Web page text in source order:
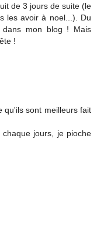
de 3 jours de suite (le
les avoir à noel...). Du
mon blog ! Mais
!
qu'ils sont meilleurs fait
jours, je pioche